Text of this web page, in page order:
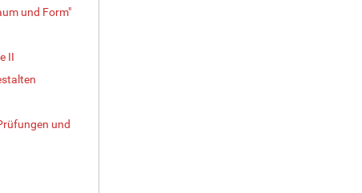
und Form"
II
und